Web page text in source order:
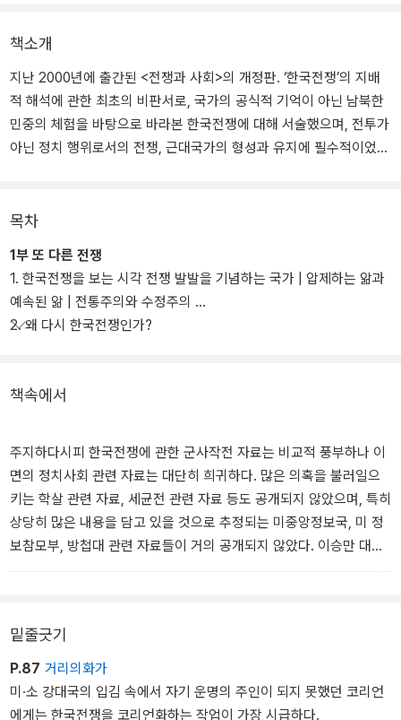
교육의 위력을 무시할 순 없어서 우리는 그 전쟁에 대해 이미 알만큼
선 전역에 걸친 남침, 서울 함락, 맥아더의 인천상륙작전, 서울 수복,
중국군 개입, 서울 재함락, 1.4후퇴... 그리고 1953년 7월 27일 휴전
협정 체결. 이와 같은 일련의 진행 경과만 숙지하고 있으면 어디 가서
든 크게 무식하다는 소리를 듣지 않을 수 있었다. 하지만 김동춘 교수
개월의 전쟁기간, 남북한 합해 500만 이상의 인명 손실이라는 엄청
난 역사적 사실을 너무나 단편적으로 인식하고 있는 것이 아닌가? 또
는 '북의 기습적이고도 무차별한 침공에 속수무책으로 당할 수 밖에
없었던 남한정부와 국민'이라는 식의 가해자와 피해자의 구도가 명확
한 전쟁으로 인식하고 있지는 않은가? 저자는 전후 세대들이 가지는
기억은 폭력으로 누른 결과라고 말한다. 그러므로 우리가 알고 있는
실체가 조금씩 드러나는 미군 학살이나 남한 국군과 경찰의 민간인
학살 등에 대해서는 이후 반세기가 지나도록 조사 한 번 제대로 이루
어지지 않았다는 사실에 우리는 주목해야 한다. 이름없는 민중들이
공식화되지 않은 전쟁의 상처와 기억을 안고 고통스럽게 살아갈 때,
엄존하는 역사를 은폐.왜곡하여 이득을 보는 세력이 누구인가라는 질
문을 던질 때가 온 것이다. "전쟁은 아직 끝나지 않았다." 남북의 정상
모른다. 하지만 여기서의 전쟁이 "잊지말자 6.25, 무찌르자 공산
당"류의 표어에서처럼 서로의 가슴에 총부리를 겨누는 군사적 상황을
의미하는 것이 아니라, 전쟁 이후 남북한 사회를 각각 장악하고 있는
권력과 그 지배방식이 사실상 한국전쟁의 연장으로서, 그리고 전쟁에
책소개
지난 2000년에 출간된 <전쟁과 사회>의 개정판. ‘한국전쟁’의 지배
적 해석에 관한 최초의 비판서로, 국가의 공식적 기억이 아닌 남북한
민중의 체험을 바탕으로 바라본 한국전쟁에 대해 서술했으며, 전투가
아닌 정치 행위로서의 전쟁, 근대국가의 형성과 유지에 필수적이었던
다.
출간 이후 주요 매체 및 기관에서 추천도서로 선정되었고, 2005년에
는 프랑크푸르트 도서전 주빈국 조직위원회가 뽑은 ‘한국의 책 10
0’으로 선정되었다. 현재 독일어와 일어로 번역되고 있으며, 이번 한
국어 개정판 출간과 동시에 미국에서 영어판이 출간되었다.
판 간행 시 시간적 제약 때문에 미비했던 점들을 대폭 보충했다. 별면
았다.
목차
1부 또 다른 전쟁
1. 한국전쟁을 보는 시각 전쟁 발발을 기념하는 국가 | 압제하는 앎과
예속된 앎 | 전통주의와 수정주의
2. 왜 다시 한국전쟁인가?
책속에서
주지하다시피 한국전쟁에 관한 군사작전 자료는 비교적 풍부하나 이
면의 정치사회 관련 자료는 대단히 희귀하다. 많은 의혹을 불러일으
키는 학살 관련 자료, 세균전 관련 자료 등도 공개되지 않았으며, 특히
상당히 많은 내용을 담고 있을 것으로 추정되는 미중앙정보국, 미 정
보참모부, 방첩대 관련 자료들이 거의 공개되지 않았다. 이승만 대통
령의 담화문과 군대의 작전기록 등을 제외하고 한국 정부의 공식 자
따라서 전쟁 중 국내정치를 살피기 위해서는 국가기구의 구성원이었
던 군인, 경찰, 장관 등의 증언을 통해 퍼즐 맞추기식으로 국가의 활동
을 구성할 수밖에 없었다. 그러나 이들의 증언 역시 자신에게 불리한
부분을 거의 은폐하고 있으므로 자료로서의 신빙성도 대단히 의문스
밑줄긋기
P.87 거리의화가
미·소 강대국의 입김 속에서 자기 운명의 주인이 되지 못했던 코리언
에게는 한국전쟁을 코리언화하는 작업이 가장 시급하다.